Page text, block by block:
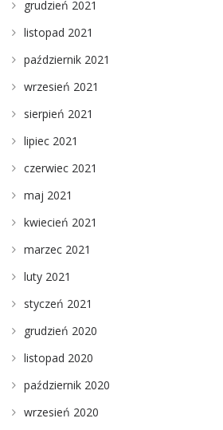
grudzień 2021
listopad 2021
październik 2021
wrzesień 2021
sierpień 2021
lipiec 2021
czerwiec 2021
maj 2021
kwiecień 2021
marzec 2021
luty 2021
styczeń 2021
grudzień 2020
listopad 2020
październik 2020
wrzesień 2020